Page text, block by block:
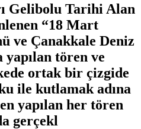
Gelibolu Tarihi Alan
“18 Mart
ve Çanakkale Deniz
yapılan tören ve
ortak bir çizgide
ile kutlamak adına
yapılan her tören
gerçekl